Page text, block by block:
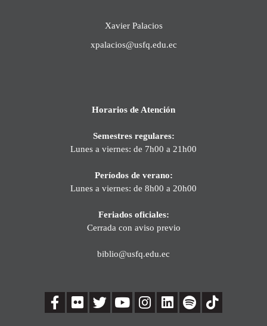
Xavier Palacios
xpalacios@usfq.edu.ec
Horarios de Atención
Semestres regulares:
Lunes a viernes: de 7h00 a 21h00
Períodos de verano:
Lunes a viernes: de 8h00 a 20h00
Feriados oficiales:
Cerrada con aviso previo
biblio@usfq.edu.ec